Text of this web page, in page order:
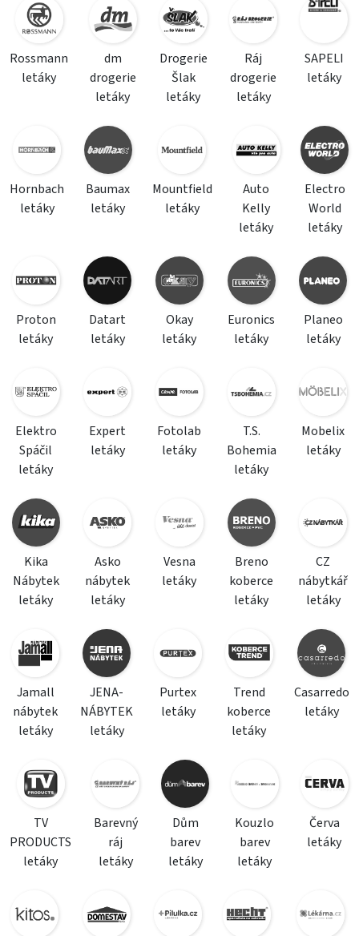
Rossmann
letáky
dm
drogerie
letáky
Drogerie
Šlak
letáky
Ráj
drogerie
letáky
SAPELI
letáky
Hornbach
letáky
Baumax
letáky
Mountfield
letáky
Auto
Kelly
letáky
Electro
World
letáky
Proton
letáky
Datart
letáky
Okay
letáky
Euronics
letáky
Planeo
letáky
Elektro
Spáčil
letáky
Expert
letáky
Fotolab
letáky
T.S.
Bohemia
letáky
Mobelix
letáky
Kika
Nábytek
letáky
Asko
nábytek
letáky
Vesna
letáky
Breno
koberce
letáky
CZ
nábytkář
letáky
Jamall
nábytek
letáky
JENA-
NÁBYTEK
letáky
Purtex
letáky
Trend
koberce
letáky
Casarredo
letáky
TV
PRODUCTS
letáky
Barevný
ráj
letáky
Dům
barev
letáky
Kouzlo
barev
letáky
Červa
letáky